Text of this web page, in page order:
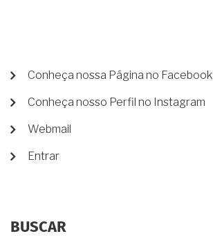
MENU
CONTA
DE
Conheça nossa Página no Facebook
Conheça nosso Perfil no Instagram
Webmail
Entrar
BUSCAR